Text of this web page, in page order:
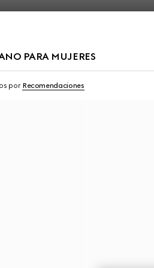
PARA MUJERES
por Recomendaciones